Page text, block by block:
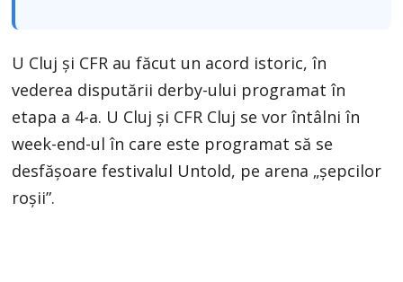
U Cluj și CFR au făcut un acord istoric, în
vederea disputării derby-ului programat în
etapa a 4-a. U Cluj şi CFR Cluj se vor întâlni în
week-end-ul în care este programat să se
desfăşoare festivalul Untold, pe arena „şepcilor
roşii”.